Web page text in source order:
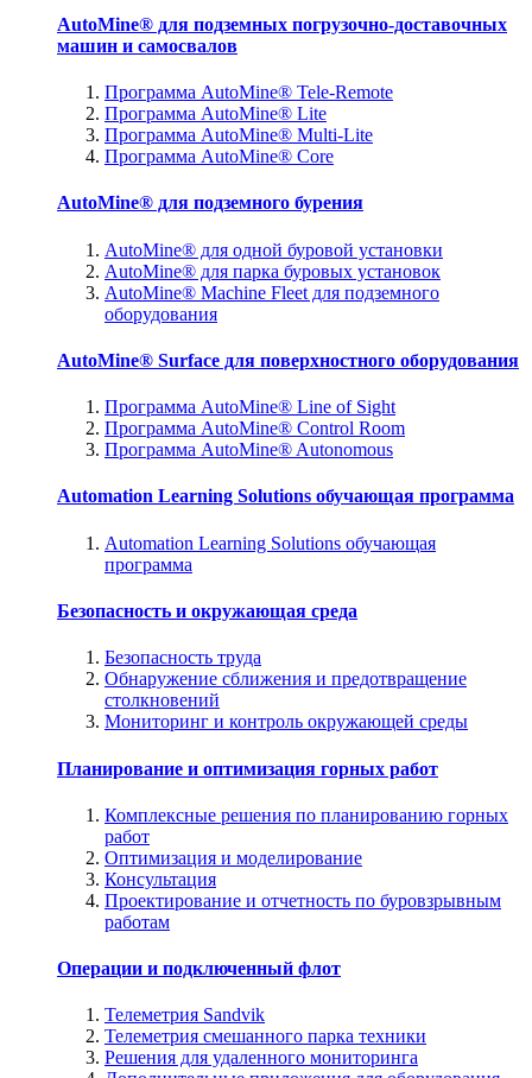
AutoMine® для подземных погрузочно-доставочных
машин и самосвалов
Программа AutoMine® Tele-Remote
Программа AutoMine® Lite
Программа AutoMine® Multi-Lite
Программа AutoMine® Core
AutoMine® для подземного бурения
AutoMine® для одной буровой установки
AutoMine® для парка буровых установок
AutoMine® Machine Fleet для подземного
оборудования
AutoMine® Surface для поверхностного оборудования
Программа AutoMine® Line of Sight
Программа AutoMine® Control Room
Программа AutoMine® Autonomous
Automation Learning Solutions обучающая программа
Automation Learning Solutions обучающая
программа
Безопасность и окружающая среда
Безопасность труда
Обнаружение сближения и предотвращение
столкновений
Мониторинг и контроль окружающей среды
Планирование и оптимизация горных работ
Комплексные решения по планированию горных
работ
Оптимизация и моделирование
Консультация
Проектирование и отчетность по буровзрывным
работам
Операции и подключенный флот
Телеметрия Sandvik
Телеметрия смешанного парка техники
Решения для удаленного мониторинга